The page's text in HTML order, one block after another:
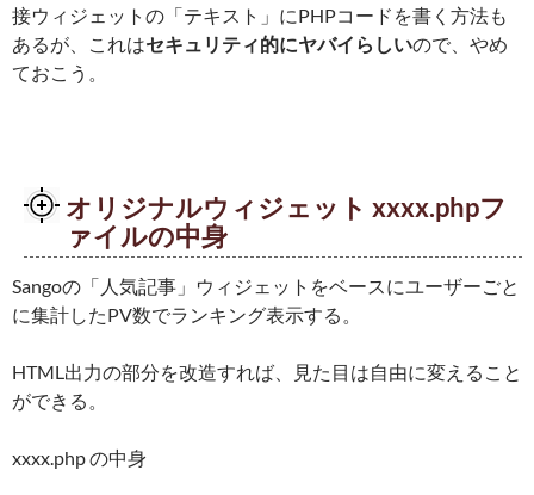
接ウィジェットの「テキスト」にPHPコードを書く方法も
あるが、これはセキュリティ的にヤバイらしいので、やめ
ておこう。
オリジナルウィジェット xxxx.phpフ
ァイルの中身
Sangoの「人気記事」ウィジェットをベースにユーザーごと
に集計したPV数でランキング表示する。
HTML出力の部分を改造すれば、見た目は自由に変えること
ができる。
xxxx.php の中身